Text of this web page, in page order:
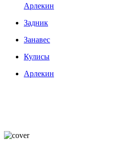
Арлекин
Задник
Занавес
Кулисы
Арлекин